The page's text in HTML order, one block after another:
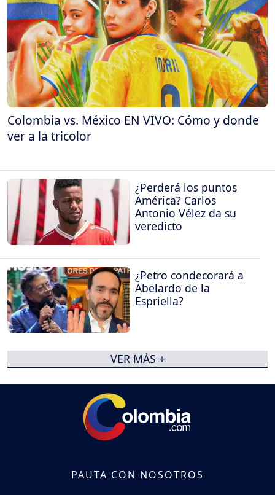
Colombia vs. México EN VIVO: Cómo y donde
ver a la tricolor
¿Perderá los puntos
América? Carlos
Antonio Vélez da su
veredicto
¿Petro condecorará a
Abelardo de la
Espriella?
VER MÁS +
PAUTA CON NOSOTROS